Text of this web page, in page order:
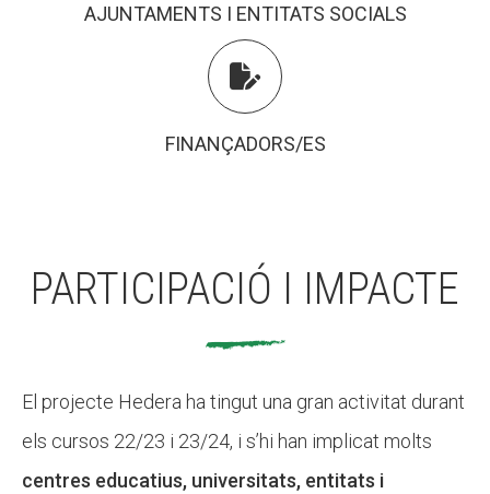
AJUNTAMENTS I ENTITATS SOCIALS

FINANÇADORS/ES
PARTICIPACIÓ I IMPACTE
El projecte Hedera ha tingut una gran activitat durant
els cursos 22/23 i 23/24, i s’hi han implicat molts
centres educatius, universitats, entitats i
Fes un donatiu
Treballa amb nosaltres
Fes un donatiu
Treballa amb nosaltres